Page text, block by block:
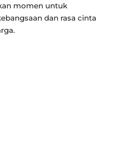
momen untuk
dan rasa cinta